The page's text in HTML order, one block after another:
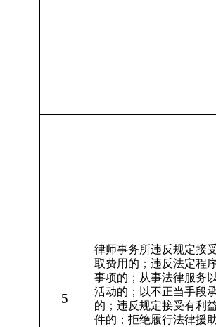
5
律师事务所违反规定接
取费用的；违反法定程
事项的；从事法律服务
活动的；以不正当手段
的；违反规定接受有利
件的；拒绝履行法律援